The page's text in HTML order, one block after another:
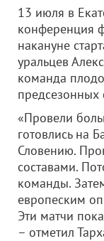
13 июля в
конференция
накануне
уральцев
команда
предсезонных
«Провели
готовлись на
Словению.
составами.
команды.
европеским
Эти матчи
– отметил